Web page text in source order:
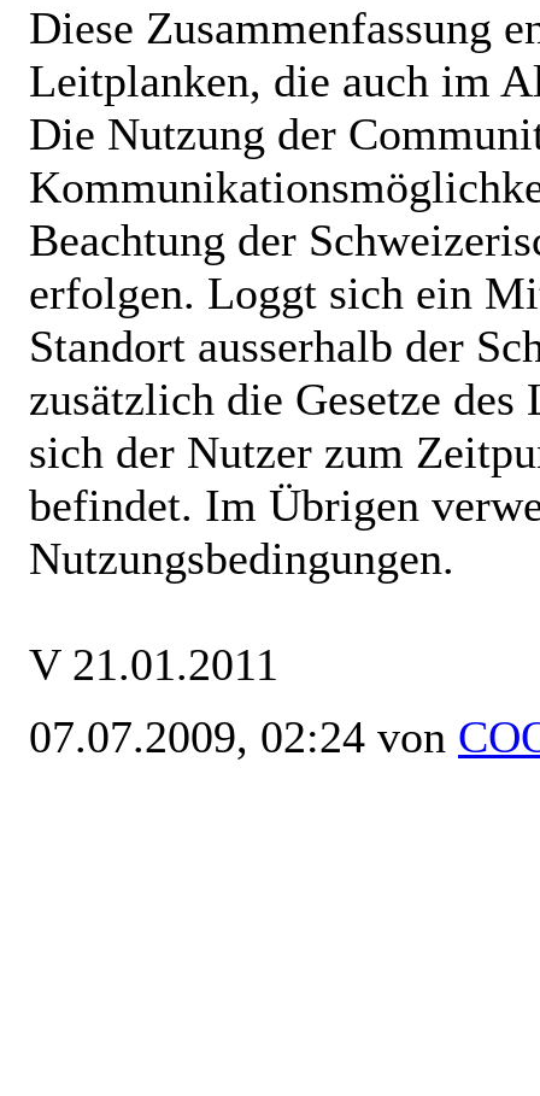
Diese Zusammenfassung
Leitplanken, die auch im
Die Nutzung der
Beachtung der
erfolgen. Loggt sich ein
Standort ausserhalb der
zusätzlich die Gesetze des
sich der Nutzer zum
befindet. Im Übrigen
Nutzungsbedingungen.
V 21.01.2011
07.07.2009, 02:24 von